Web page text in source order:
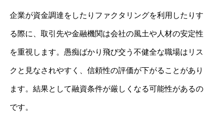
企業が資金調達をしたりファクタリングを利用したりす
る際に、取引先や金融機関は会社の風土や人材の安定性
を重視します。愚痴ばかり飛び交う不健全な職場はリス
クと見なされやすく、信頼性の評価が下がることがあり
ます。結果として融資条件が厳しくなる可能性があるの
です。